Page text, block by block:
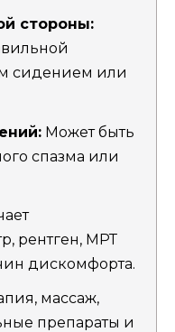
стороны:
сидением или
Может быть
спазма или
рентген, МРТ
дискомфорта.
массаж,
препараты и